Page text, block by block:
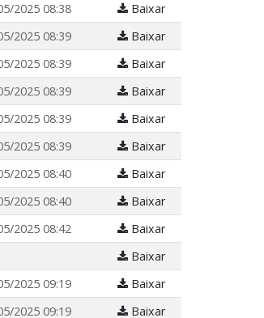
2025 08:38
Baixar
2025 08:39
Baixar
2025 08:39
Baixar
2025 08:39
Baixar
2025 08:39
Baixar
2025 08:39
Baixar
2025 08:40
Baixar
2025 08:40
Baixar
2025 08:42
Baixar
Baixar
2025 09:19
Baixar
2025 09:19
Baixar